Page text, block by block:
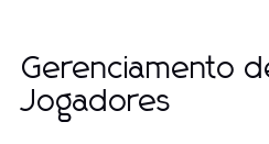
Gerenciamento
Jogadores